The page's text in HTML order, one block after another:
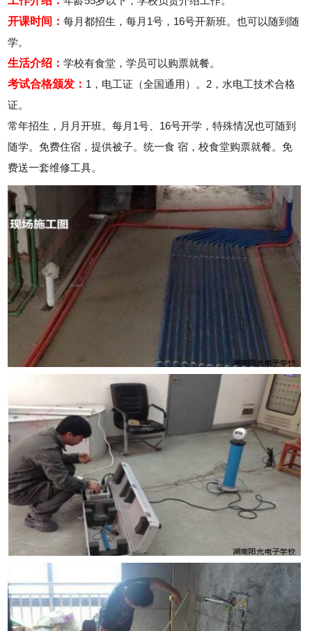
开课时间：每月都招生，每月1号，16号开新班。也可以随到随
学。
生活介绍：学校有食堂，学员可以购票就餐。
考试合格颁发： 1，电工证（全国通用）。2，水电工技术合格
证。
常年招生，月月开班。每月1号、16号开学，特殊情况也可随到
随学。免费住宿，提供被子。统一食 宿，校食堂购票就餐。免
费送一套维修工具。